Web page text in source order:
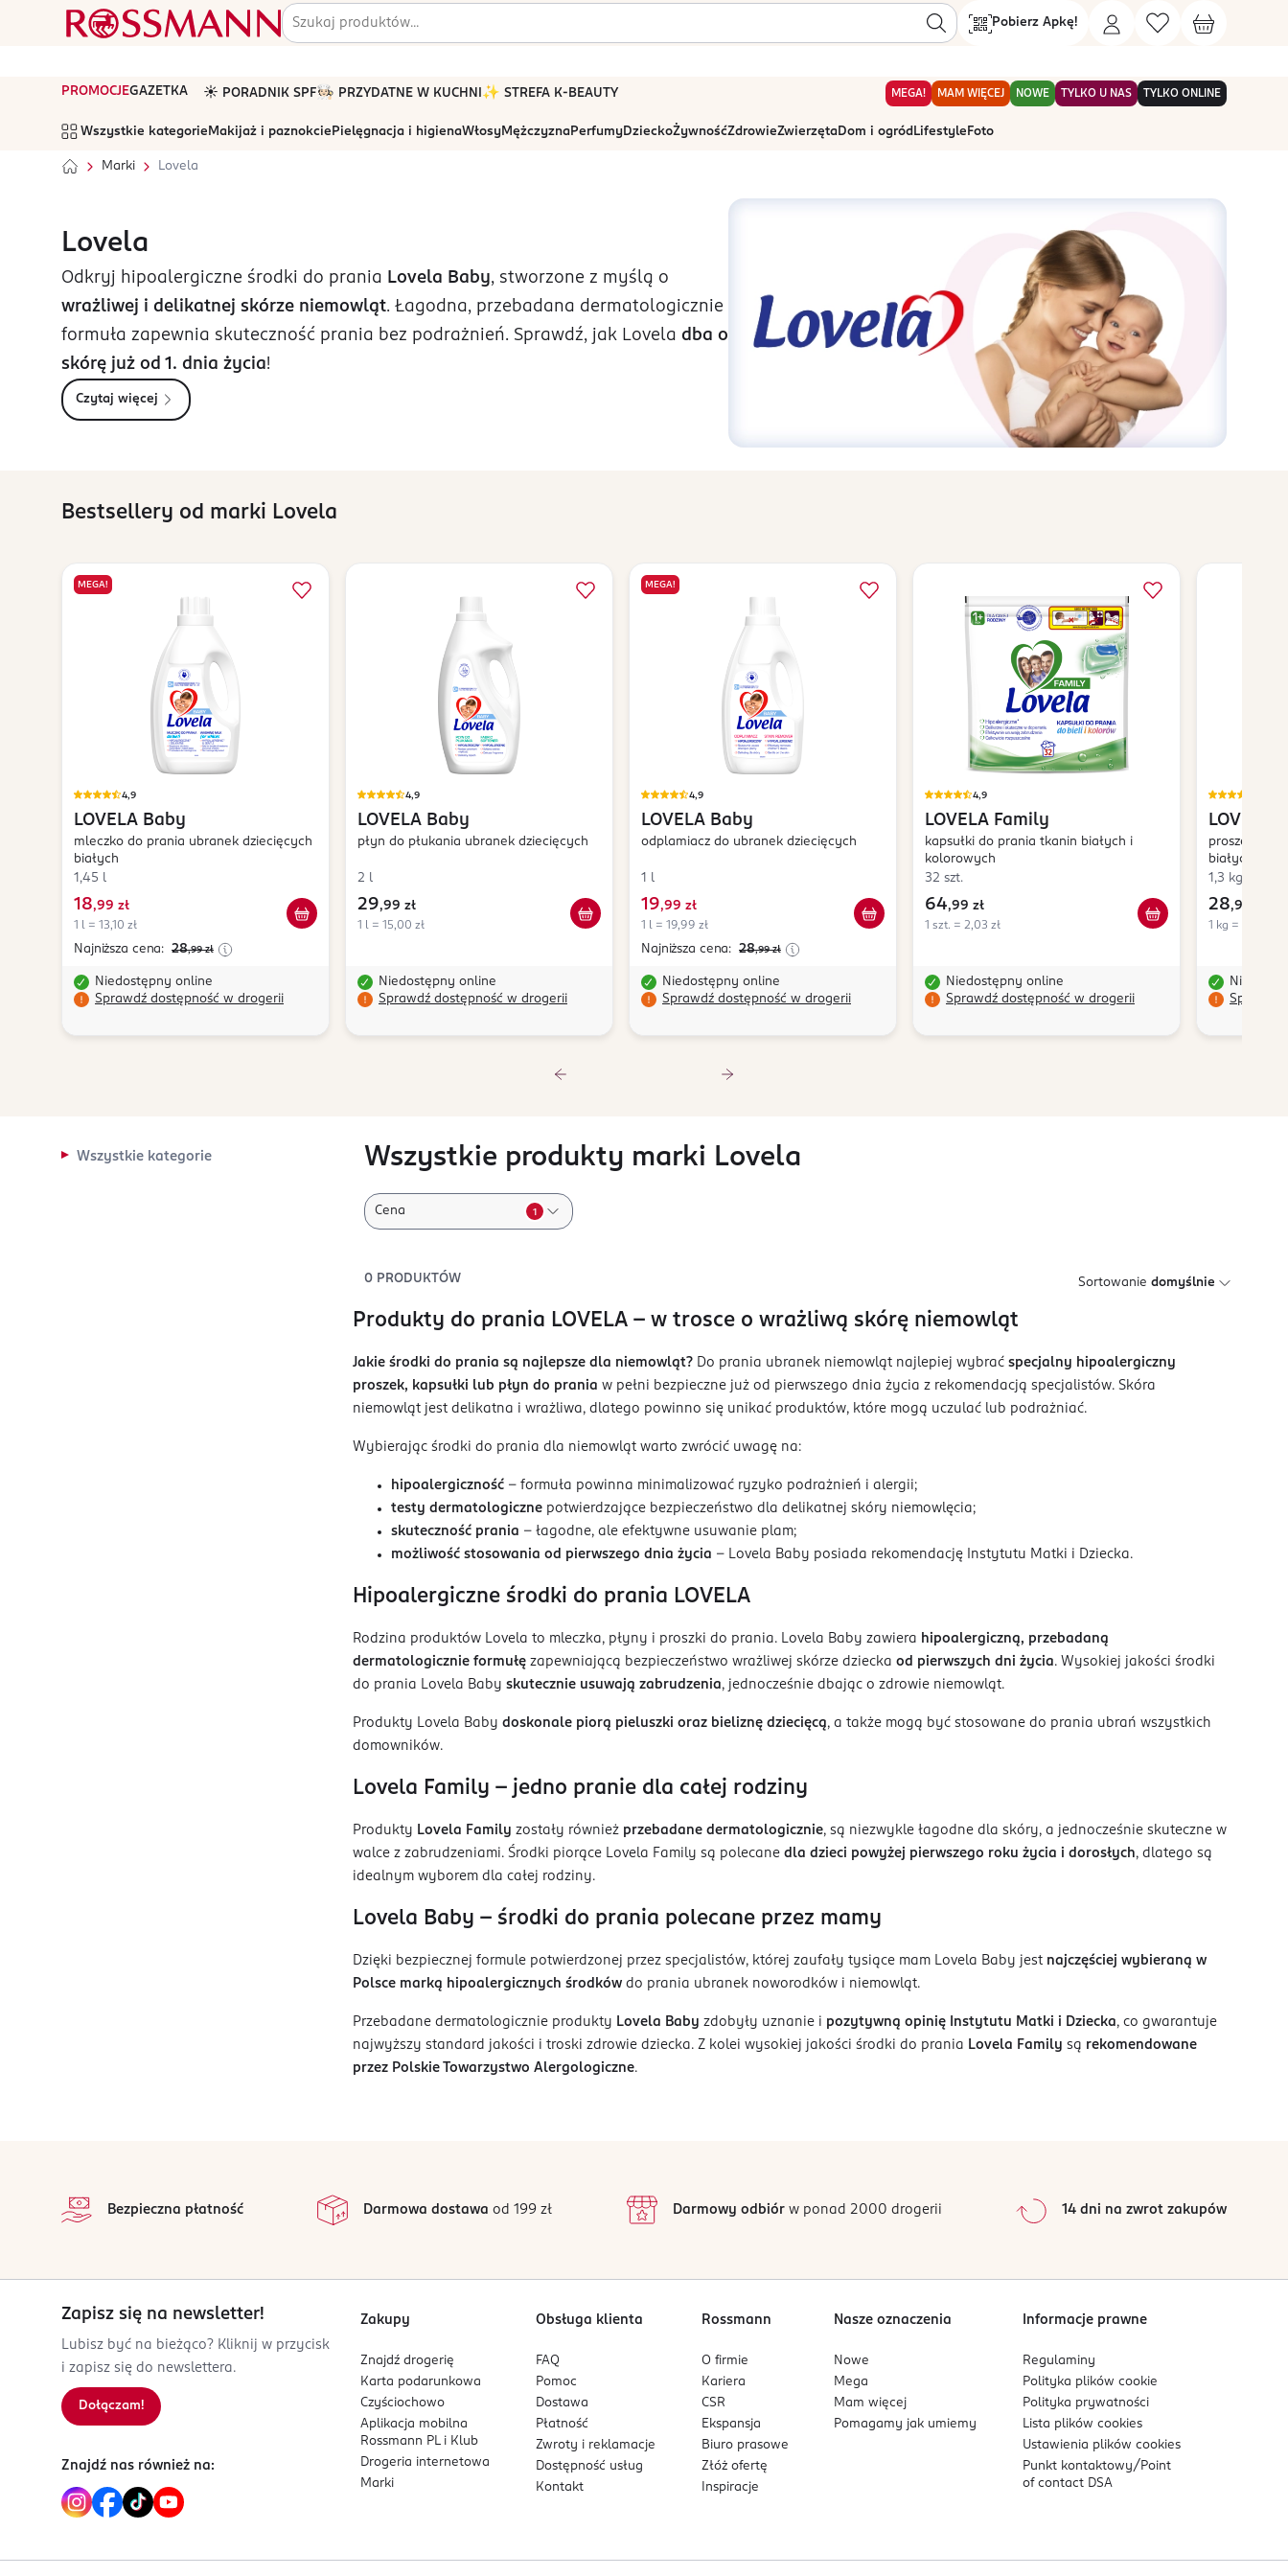
Pobierz Apkę!
PROMOCJEGAZETKA ☀️ PORADNIK SPF🧑🏻‍🍳 PRZYDATNE W KUCHNI ✨ STREFA K-BEAUTY MEGA! MAM WIĘCEJ NOWE TYLKO U NAS TYLKO ONLINE
Wszystkie kategorie Makijaż i paznokcie Pielęgnacja i higienaWłosyMężczyznaPerfumyDzieckoŻywnośćZdrowieZwierzętaDom i ogród Lifestyle Foto
Marki Lovela
Lovela
Odkryj hipoalergiczne środki do prania Lovela Baby, stworzone z myślą o
wrażliwej i delikatnej skórze niemowląt. Łagodna, przebadana dermatologicznie
formuła zapewnia skuteczność prania bez podrażnień. Sprawdź, jak Lovela dba o
skórę już od 1. dnia życia!
Czytaj więcej
Bestsellery od marki Lovela
MEGA!
4,9
LOVELA Baby
mleczko do prania ubranek dziecięcych
białych
1,45 l
18,99 zł
1 l = 13,10 zł
Najniższa cena: 28,99 zł
Niedostępny online
Sprawdź dostępność w drogerii
4,9
LOVELA Baby
płyn do płukania ubranek dziecięcych
2 l
29,99 zł
1 l = 15,00 zł
Niedostępny online
Sprawdź dostępność w drogerii
MEGA!
4,9
LOVELA Baby
odplamiacz do ubranek dziecięcych
1 l
19,99 zł
1 l = 19,99 zł
Najniższa cena: 28,99 zł
Niedostępny online
Sprawdź dostępność w drogerii
4,9
LOVELA Family
kapsułki do prania tkanin białych i
kolorowych
32 szt.
64,99 zł
1 szt. = 2,03 zł
Niedostępny online
Sprawdź dostępność w drogerii
LOVELA
proszek do
białych
1,3 kg
28,99 zł
1 kg = 22,30 zł
Sprawdź
Wszystkie kategorie Wszystkie produkty marki Lovela
Cena 1
0 PRODUKTÓW Sortowanie domyślnie
Produkty do prania LOVELA – w trosce o wrażliwą skórę niemowląt
Jakie środki do prania są najlepsze dla niemowląt? Do prania ubranek niemowląt najlepiej wybrać specjalny hipoalergiczny
proszek, kapsułki lub płyn do prania w pełni bezpieczne już od pierwszego dnia życia z rekomendacją specjalistów. Skóra
niemowląt jest delikatna i wrażliwa, dlatego powinno się unikać produktów, które mogą uczulać lub podrażniać.
Wybierając środki do prania dla niemowląt warto zwrócić uwagę na:
hipoalergiczność – formuła powinna minimalizować ryzyko podrażnień i alergii;
testy dermatologiczne potwierdzające bezpieczeństwo dla delikatnej skóry niemowlęcia;
skuteczność prania – łagodne, ale efektywne usuwanie plam;
możliwość stosowania od pierwszego dnia życia – Lovela Baby posiada rekomendację Instytutu Matki i Dziecka.
Hipoalergiczne środki do prania LOVELA
Rodzina produktów Lovela to mleczka, płyny i proszki do prania. Lovela Baby zawiera hipoalergiczną, przebadaną
dermatologicznie formułę zapewniającą bezpieczeństwo wrażliwej skórze dziecka od pierwszych dni życia. Wysokiej jakości środki
do prania Lovela Baby skutecznie usuwają zabrudzenia, jednocześnie dbając o zdrowie niemowląt.
Produkty Lovela Baby doskonale piorą pieluszki oraz bieliznę dziecięcą, a także mogą być stosowane do prania ubrań wszystkich
domowników.
Lovela Family – jedno pranie dla całej rodziny
Produkty Lovela Family zostały również przebadane dermatologicznie, są niezwykle łagodne dla skóry, a jednocześnie skuteczne w
walce z zabrudzeniami. Środki piorące Lovela Family są polecane dla dzieci powyżej pierwszego roku życia i dorosłych, dlatego są
idealnym wyborem dla całej rodziny.
Lovela Baby - środki do prania polecane przez mamy
Dzięki bezpiecznej formule potwierdzonej przez specjalistów, której zaufały tysiące mam Lovela Baby jest najczęściej wybieraną w
Polsce marką hipoalergicznych środków do prania ubranek noworodków i niemowląt.
Przebadane dermatologicznie produkty Lovela Baby zdobyły uznanie i pozytywną opinię Instytutu Matki i Dziecka, co gwarantuje
najwyższy standard jakości i troski zdrowie dziecka. Z kolei wysokiej jakości środki do prania Lovela Family są rekomendowane
przez Polskie Towarzystwo Alergologiczne.
Bezpieczna płatność Darmowa dostawa od 199 zł Darmowy odbiórw ponad 2000 drogerii 14 dni na zwrot zakupów
Zapisz się na newsletter!
Lubisz być na bieżąco? Kliknij w przycisk
i zapisz się do newslettera.
Dołączam!
Znajdź nas również na:
Zakupy
Znajdź drogerię
Karta podarunkowa
Czyściochowo
Aplikacja mobilna
Rossmann PL i Klub
Drogeria internetowa
Marki
Obsługa klienta
FAQ
Pomoc
Dostawa
Płatność
Zwroty i reklamacje
Dostępność usług
Kontakt
Rossmann
O firmie
Kariera
CSR
Ekspansja
Biuro prasowe
Złóż ofertę
Inspiracje
Nasze oznaczenia
Nowe
Mega
Mam więcej
Pomagamy jak umiemy
Informacje prawne
Regulaminy
Polityka plikówcookie
Polityka prywatności
Lista plikówcookies
Ustawienia plikówcookies
Punkt kontaktowy/ Point
of contact DSA